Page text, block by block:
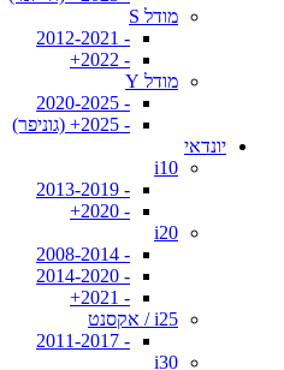
מודל S
- 2012-2021
- 2022+
מודל Y
- 2020-2025
- 2025+ (גוניפר)
יונדאי
i10
- 2013-2019
- 2020+
i20
- 2008-2014
- 2014-2020
- 2021+
i25 / אקסנט
- 2011-2017
i30